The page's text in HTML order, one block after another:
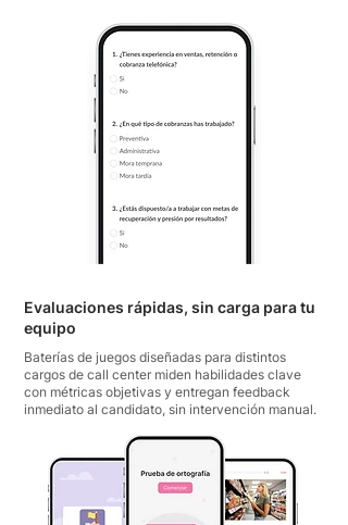
Evaluaciones rápidas, sin carga para tu
equipo
Baterías de juegos diseñadas para distintos
cargos de call center miden habilidades clave
con métricas objetivas y entregan feedback
inmediato al candidato, sin intervención manual.